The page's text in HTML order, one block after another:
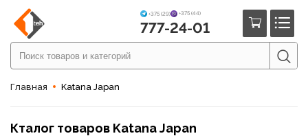
+375 (29) +375 (44)
777-24-01
Главная Katana Japan
Кталог товаров Katana Japan